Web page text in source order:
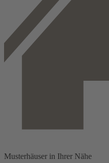
Musterhäuser in Ihrer Nähe